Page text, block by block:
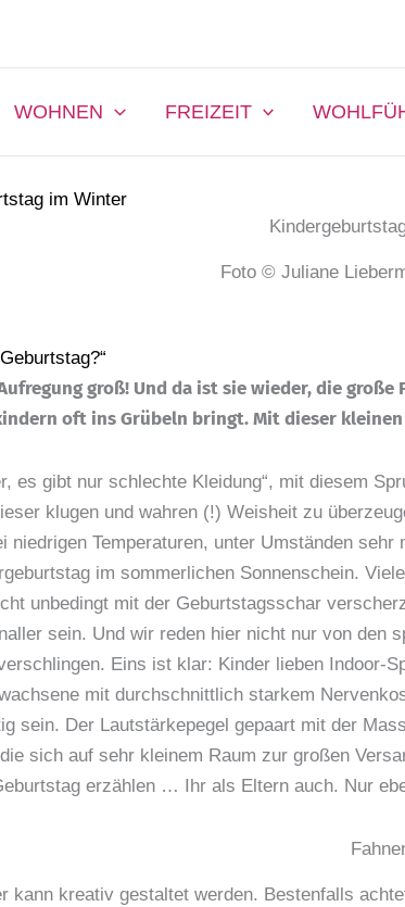
WOHNEN FREIZEIT
im Winter
Foto © Juliane
groß! Und da ist sie wieder, die große
oft ins Grübeln bringt. Mit dieser
es gibt nur schlechte Kleidung“, mit diesem
klugen und wahren (!) Weisheit zu
niedrigen Temperaturen, unter Umständen
im sommerlichen Sonnenschein.
unbedingt mit der Geburtstagsschar
sein. Und wir reden hier nicht nur von den
Eins ist klar: Kinder lieben Indoor-
mit durchschnittlich starkem
sein. Der Lautstärkepegel gepaart mit der
sich auf sehr kleinem Raum zur gro­ßen
erzählen … Ihr als Eltern auch. Nur
kann kreativ gestaltet werden. Bestenfalls